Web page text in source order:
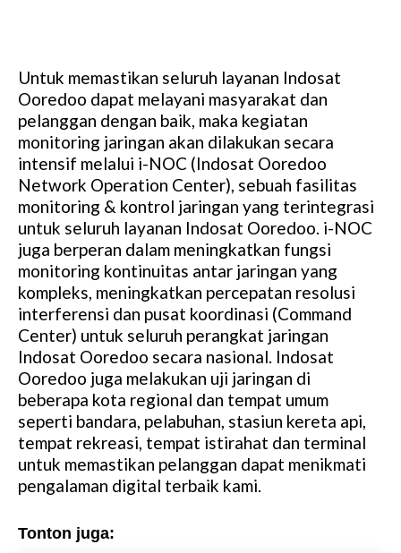
Untuk memastikan seluruh layanan Indosat
Ooredoo dapat melayani masyarakat dan
pelanggan dengan baik, maka kegiatan
monitoring jaringan akan dilakukan secara
intensif melalui i-NOC (Indosat Ooredoo
Network Operation Center), sebuah fasilitas
monitoring & kontrol jaringan yang terintegrasi
untuk seluruh layanan Indosat Ooredoo. i-NOC
juga berperan dalam meningkatkan fungsi
monitoring kontinuitas antar jaringan yang
kompleks, meningkatkan percepatan resolusi
interferensi dan pusat koordinasi (Command
Center) untuk seluruh perangkat jaringan
Indosat Ooredoo secara nasional. Indosat
Ooredoo juga melakukan uji jaringan di
beberapa kota regional dan tempat umum
seperti bandara, pelabuhan, stasiun kereta api,
tempat rekreasi, tempat istirahat dan terminal
untuk memastikan pelanggan dapat menikmati
pengalaman digital terbaik kami.
Tonton juga: